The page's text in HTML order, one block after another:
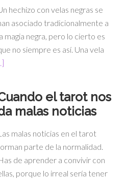
hechizo con velas negras se
asociado tradicionalmente a
magia negra, pero lo cierto es
no siempre es así. Una vela
el tarot nos
malas noticias
malas noticias en el tarot
parte de la normalidad.
de aprender a convivir con
porque lo irreal sería tener